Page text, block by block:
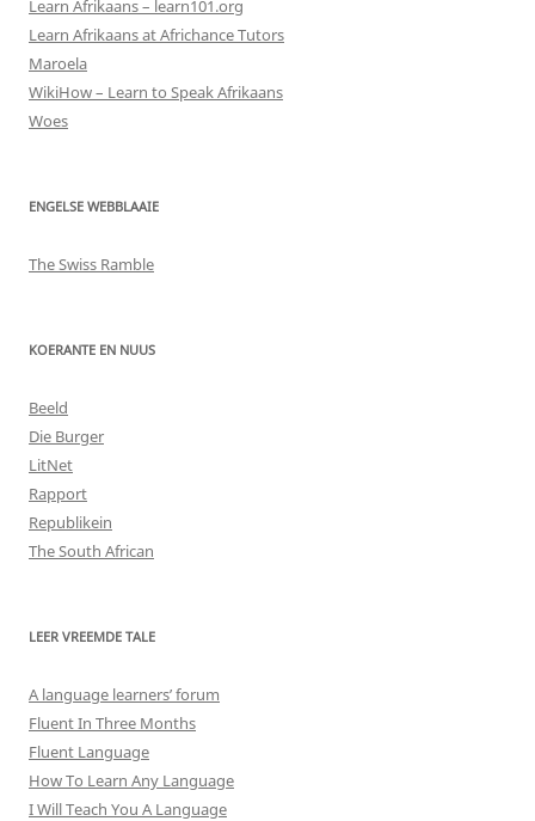
Learn Afrikaans – learn101.org
Learn Afrikaans at Africhance Tutors
Maroela
WikiHow – Learn to Speak Afrikaans
Woes
ENGELSE WEBBLAAIE
The Swiss Ramble
KOERANTE EN NUUS
Beeld
Die Burger
LitNet
Rapport
Republikein
The South African
LEER VREEMDE TALE
A language learners’ forum
Fluent In Three Months
Fluent Language
How To Learn Any Language
I Will Teach You A Language